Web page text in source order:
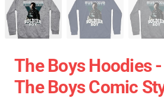
The Boys Hoodies
The Boys Comic